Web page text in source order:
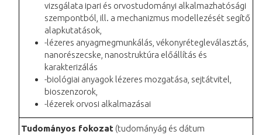
vizsgálata ipari és orvostudományi alkalmazhatósági
szempontból, ill. a mechanizmus modellezését segítő
alapkutatások,
-lézeres anyagmegmunkálás, vékonyrétegleválasztás,
nanorészecske, nanostruktúra előállítás és
karakterizálás
-biológiai anyagok lézeres mozgatása, sejtátvitel,
bioszenzorok,
-lézerek orvosi alkalmazásai
Tudományos fokozat(tudományág és dátum